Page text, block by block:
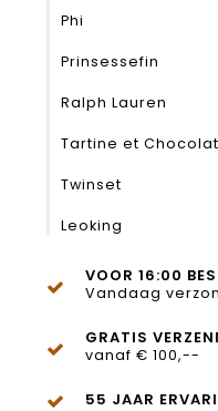
Phi
Prinsessefin
Ralph Lauren
Tartine et Chocolat
Twinset
Leoking
VOOR 16:00
Vandaag
GRATIS
vanaf € 100,--
55 JAAR